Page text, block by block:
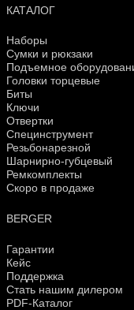
КАТАЛОГ
Наборы
Сумки и рюкзаки
Подъемное
Головки торцевые
Биты
Ключи
Отвертки
Специнструмент
Резьбонарезной
Шарнирно-губцевый
Ремкомплекты
Скоро в продаже
BERGER
Гарантии
Кейс
Поддержка
Стать нашим дилером
PDF-Каталог